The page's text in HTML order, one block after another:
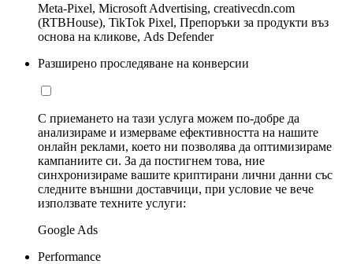
Meta-Pixel, Microsoft Advertising, creativecdn.com
(RTBHouse), TikTok Pixel, Препоръки за продукти въз
основа на кликове, Ads Defender
Разширено проследяване на конверсии
С приемането на тази услуга можем по-добре да
анализираме и измерваме ефективността на нашите
онлайн реклами, което ни позволява да оптимизираме
кампаниите си. За да постигнем това, ние
синхронизираме вашите криптирани лични данни със
следните външни доставчици, при условие че вече
използвате техните услуги:
Google Ads
Performance